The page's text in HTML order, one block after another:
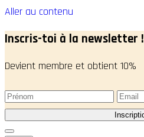
Aller au contenu
Inscris-toi à la newsletter !
Devient membre et obtient 10%